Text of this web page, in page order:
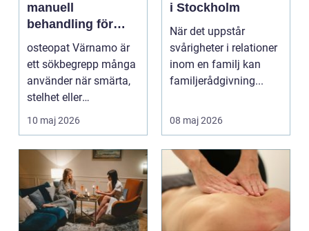
manuell
behandling för
minskad smärta
och Ökad rörlighet
osteopat Värnamo är
ett sökbegrepp många
använder när smärta,
stelhet eller
återkommande värk
börjar...
10 maj 2026
i Stockholm
När det uppstår
svårigheter i relationer
inom en familj kan
familjerådgivning...
08 maj 2026